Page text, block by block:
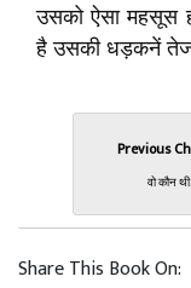
उसको ऐसा महसूस
है उसकी धड़कनें तेज
Previous
वो कौन
Share This Book On: